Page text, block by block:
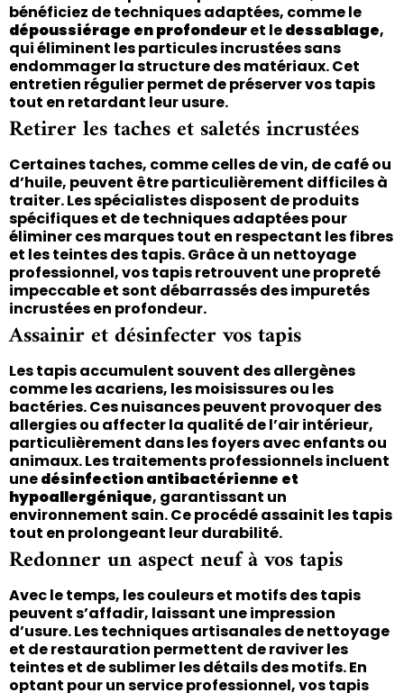
bénéficiez de techniques adaptées, comme le
dépoussiérage en profondeuret ledessablage,
qui éliminent les particules incrustées sans
endommager la structure des matériaux. Cet
entretien régulier permet de préserver vos tapis
tout en retardant leur usure.
Retirer les taches et saletés incrustées
Certaines taches, comme celles de vin, de café ou
d’huile, peuvent être particulièrement difficiles à
traiter. Les spécialistes disposent de produits
spécifiques et de techniques adaptées pour
éliminer ces marques tout en respectant les fibres
et les teintes des tapis. Grâce à un nettoyage
professionnel, vos tapis retrouvent une propreté
impeccable et sont débarrassés des impuretés
incrustées en profondeur.
Assainir et désinfecter vos tapis
Les tapis accumulent souvent des allergènes
comme les acariens, les moisissures ou les
bactéries. Ces nuisances peuvent provoquer des
allergies ou affecter la qualité de l’air intérieur,
particulièrement dans les foyers avec enfants ou
animaux. Les traitements professionnels incluent
unedésinfection antibactérienne et
hypoallergénique, garantissant un
environnement sain. Ce procédé assainit les tapis
tout en prolongeant leur durabilité.
Redonner un aspect neuf à vos tapis
Avec le temps, les couleurs et motifs des tapis
peuvent s’affadir, laissant une impression
d’usure. Les techniques artisanales de nettoyage
et de restauration permettent de raviver les
teintes et de sublimer les détails des motifs. En
optant pour un service professionnel, vos tapis